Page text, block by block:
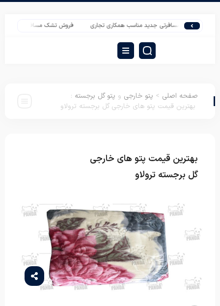
های مسافرتی جدید مناسب همکاری تجاری فروش تشک مسافرتی عمده برای
صفحه اصلی > پتو خارجی و پتو گل برجسته :
بهترین قیمت پتو های خارجی گل برجسته ترولاو
بهترین قیمت پتو های خارجی
گل برجسته ترولاو